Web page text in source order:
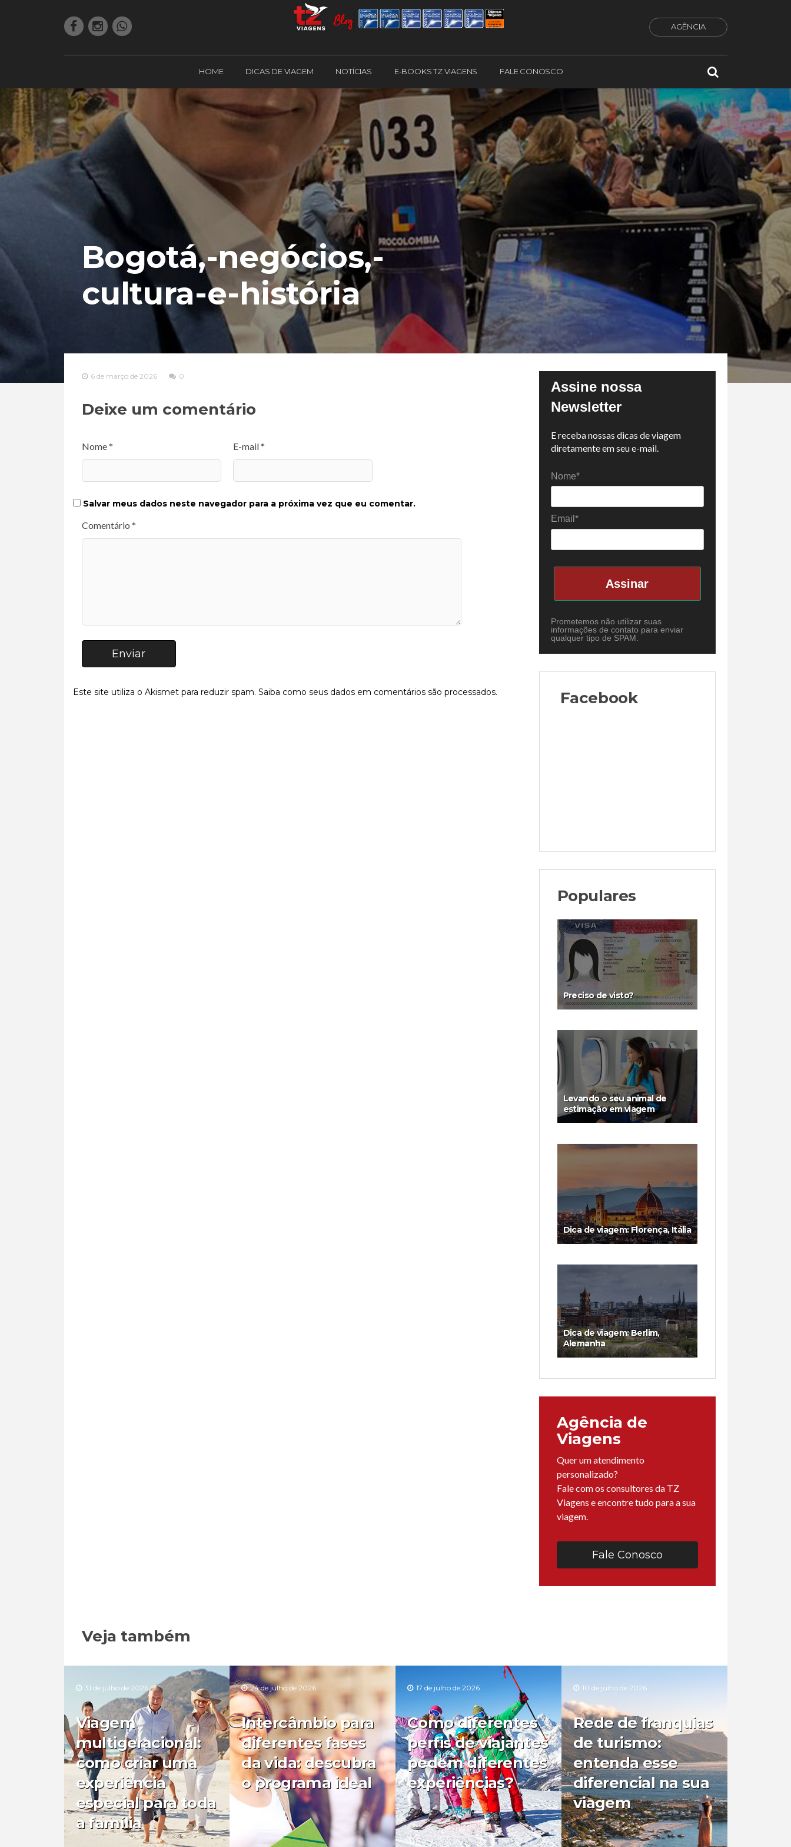
AGÊNCIA
HOME DICAS DE VIAGEM NOTÍCIAS E-BOOKS TZ VIAGENS FALE CONOSCO
Bogotá,-negócios,-
cultura-e-história
6 de março de 2026 0
Deixe um comentário
Nome * E-mail *
Salvar meus dados neste navegador para a próxima vez que eu comentar.
Comentário *
Enviar
Este site utiliza o Akismet para reduzir spam. Saiba como seus dados em comentários são processados.
Assine nossa
Newsletter
E receba nossas dicas de viagem
diretamente em seu e-mail.
Nome*
Email*
Assinar
Prometemos não utilizar suas
informações de contato para enviar
qualquer tipo de SPAM.
Facebook
Populares
Preciso de visto?
Levando o seu animal de
estimação em viagem
Dica de viagem: Florença, Itália
Dica de viagem: Berlim,
Alemanha
Agência de
Viagens
Quer um atendimento
personalizado?
Fale com os consultores da TZ
Viagens e encontre tudo para a sua
viagem.
Fale Conosco
Veja também
31 de julho de 2026
Viagem
multigeracional:
como criar uma
experiência
especial para toda
a família
24 de julho de 2026
Intercâmbio para
diferentes fases
da vida: descubra
o programa ideal
17 de julho de 2026
Como diferentes
perfis de viajantes
pedem diferentes
experiências?
10 de julho de 2026
Rede de franquias
de turismo:
entenda esse
diferencial na sua
viagem